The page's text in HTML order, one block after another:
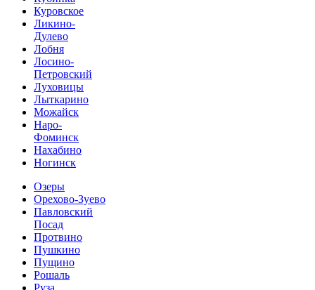
Куровское
Ликино-
Дулево
Лобня
Лосино-
Петровский
Луховицы
Лыткарино
Можайск
Наро-
Фоминск
Нахабино
Ногинск
Озеры
Орехово-Зуево
Павловский
Посад
Протвино
Пушкино
Пущино
Рошаль